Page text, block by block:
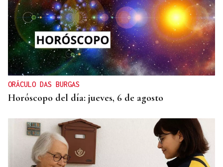
ORÁCULO DAS BURGAS
Horóscopo del día: jueves, 6 de agosto